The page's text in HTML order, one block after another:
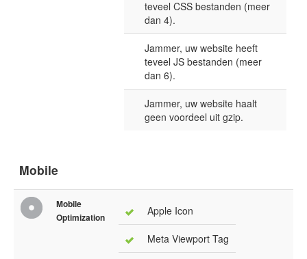
teveel CSS bestanden (meer
dan 4).
Jammer, uw website heeft
teveel JS bestanden (meer
dan 6).
Jammer, uw website haalt
geen voordeel uit gzip.
Mobile
Mobile
Optimization
Apple Icon
Meta Viewport Tag